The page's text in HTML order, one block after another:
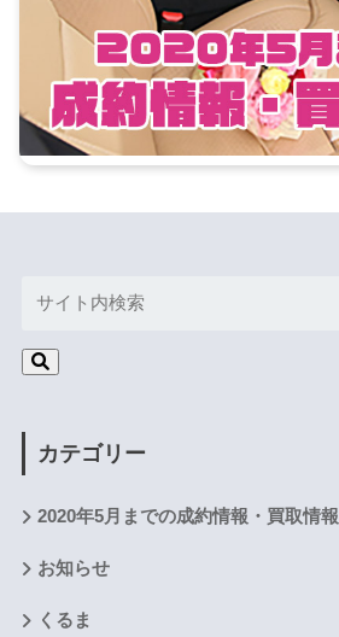
カテゴリー
2020年5月までの成約情報・買取情報
お知らせ
くるま